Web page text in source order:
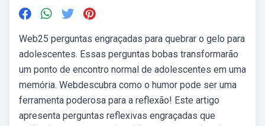
Web25 perguntas engraçadas para quebrar o gelo para
adolescentes. Essas perguntas bobas transformarão
um ponto de encontro normal de adolescentes em uma
memória. Webdescubra como o humor pode ser uma
ferramenta poderosa para a reflexão! Este artigo
apresenta perguntas reflexivas engraçadas que